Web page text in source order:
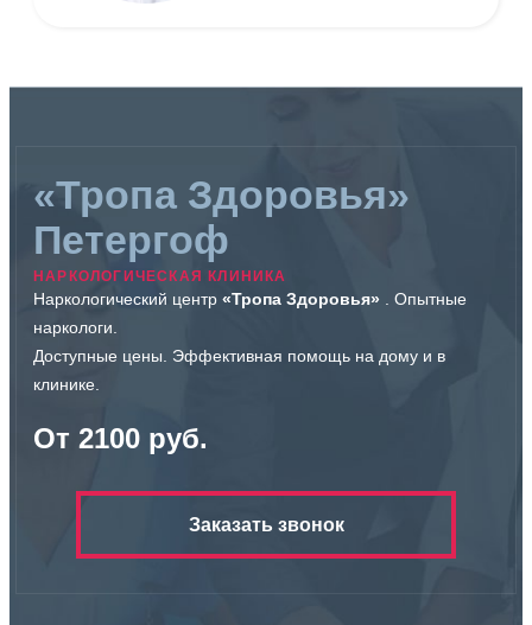
«Тропа Здоровья»
Петергоф
НАРКОЛОГИЧЕСКАЯ КЛИНИКА
Наркологический центр «Тропа Здоровья» . Опытные
наркологи.
Доступные цены. Эффективная помощь на дому и в
клинике.
От 2100 руб.
Заказать звонок